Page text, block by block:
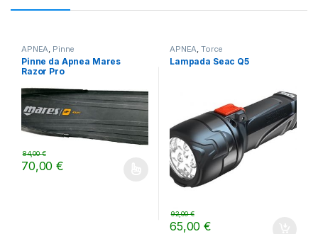
APNEA Pinne
Pinne da Apnea Mares
Razor Pro
70,00€
84,00€
Questo prodotto ha più varianti. Le opzioni possono essere
APNEA ,Torce
Lampada Seac Q5
65,00€
92,00€